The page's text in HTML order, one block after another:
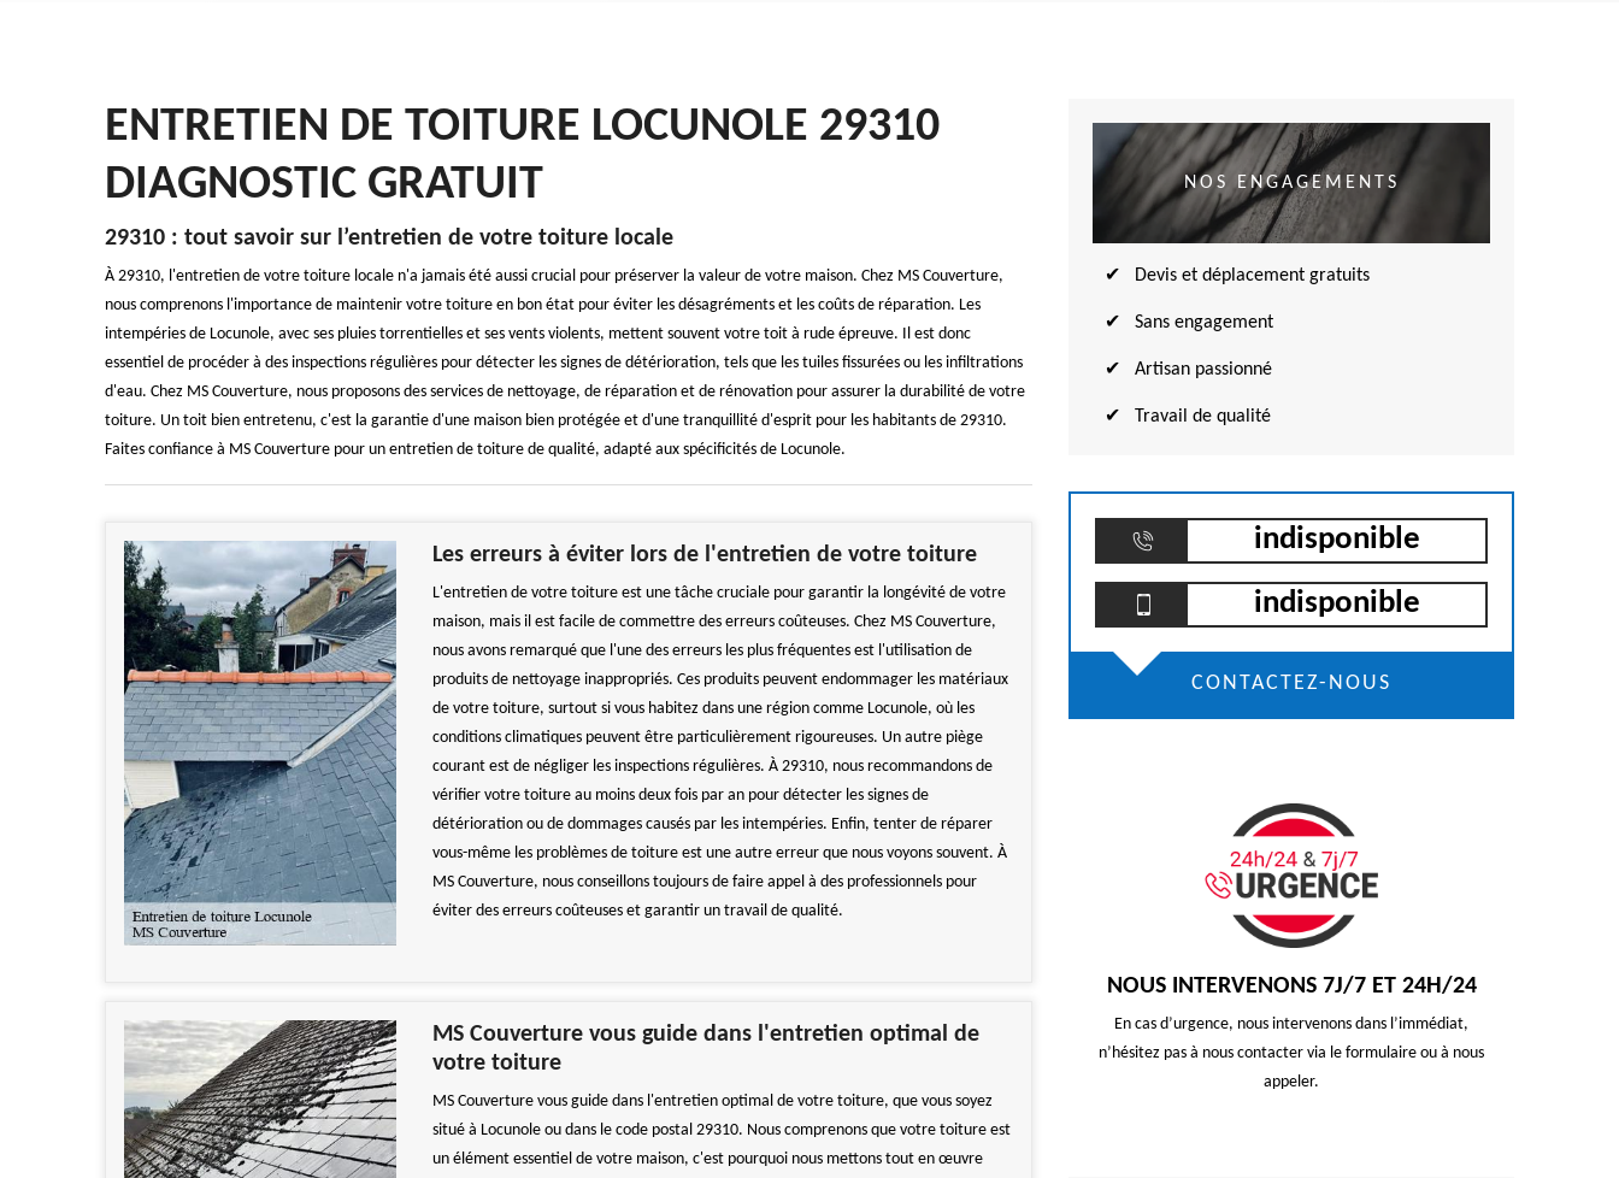
ENTRETIEN DE TOITURE LOCUNOLE 29310
DIAGNOSTIC GRATUIT
29310 : tout savoir sur l’entretien de votre toiture locale
À 29310, l'entretien de votre toiture locale n'a jamais été aussi crucial pour préserver la valeur de votre maison. Chez MS Couverture,
nous comprenons l'importance de maintenir votre toiture en bon état pour éviter les désagréments et les coûts de réparation. Les
intempéries de Locunole, avec ses pluies torrentielles et ses vents violents, mettent souvent votre toit à rude épreuve. Il est donc
essentiel de procéder à des inspections régulières pour détecter les signes de détérioration, tels que les tuiles fissurées ou les infiltrations
d'eau. Chez MS Couverture, nous proposons des services de nettoyage, de réparation et de rénovation pour assurer la durabilité de votre
toiture. Un toit bien entretenu, c'est la garantie d'une maison bien protégée et d'une tranquillité d'esprit pour les habitants de 29310.
Faites confiance à MS Couverture pour un entretien de toiture de qualité, adapté aux spécificités de Locunole.
Les erreurs à éviter lors de l'entretien de votre toiture
L'entretien de votre toiture est une tâche cruciale pour garantir la longévité de votre
maison, mais il est facile de commettre des erreurs coûteuses. Chez MS Couverture,
nous avons remarqué que l'une des erreurs les plus fréquentes est l'utilisation de
produits de nettoyage inappropriés. Ces produits peuvent endommager les matériaux
de votre toiture, surtout si vous habitez dans une région comme Locunole, où les
conditions climatiques peuvent être particulièrement rigoureuses. Un autre piège
courant est de négliger les inspections régulières. À 29310, nous recommandons de
vérifier votre toiture au moins deux fois par an pour détecter les signes de
détérioration ou de dommages causés par les intempéries. Enfin, tenter de réparer
vous-même les problèmes de toiture est une autre erreur que nous voyons souvent. À
MS Couverture, nous conseillons toujours de faire appel à des professionnels pour
éviter des erreurs coûteuses et garantir un travail de qualité.
MS Couverture vous guide dans l'entretien optimal de
votre toiture
MS Couverture vous guide dans l'entretien optimal de votre toiture, que vous soyez
situé à Locunole ou dans le code postal 29310. Nous comprenons que votre toiture est
un élément essentiel de votre maison, c'est pourquoi nous mettons tout en œuvre
NOS ENGAGEMENTS
Devis et déplacement gratuits
Sans engagement
Artisan passionné
Travail de qualité
indisponible
indisponible
CONTACTEZ-NOUS
NOUS INTERVENONS 7J/7 ET 24H/24
En cas d’urgence, nous intervenons dans l’immédiat,
n’hésitez pas à nous contacter via le formulaire ou à nous
appeler.